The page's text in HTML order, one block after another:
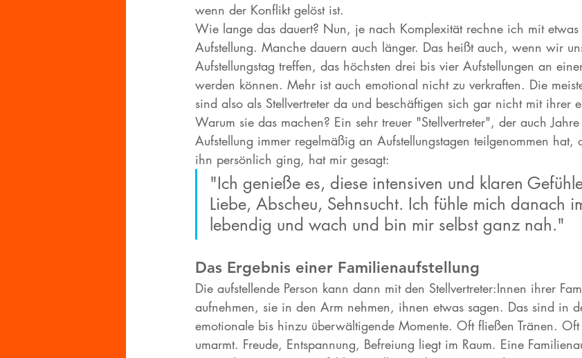
wenn der Konflikt gelöst ist.
Wie lange das dauert? Nun, je nach Komplexität rechne ich mit
Aufstellung. Manche dauern auch länger. Das heißt auch, wenn wir
Aufstellungstag treffen, das höchsten drei bis vier Aufstellungen an
werden können. Mehr ist auch emotional nicht zu verkraften. Die
sind also als Stellvertreter da und beschäftigen sich gar nicht mit ihrer
Warum sie das machen? Ein sehr treuer "Stellvertreter", der auch
Aufstellung immer regelmäßig an Aufstellungstagen teilgenommen hat,
ihn persönlich ging, hat mir gesagt:
"Ich genieße es, diese intensiven und klaren
Liebe, Abscheu, Sehnsucht. Ich fühle mich danach
lebendig und wach und bin mir selbst ganz nah."
Das Ergebnis einer Familienaufstellung
Die aufstellende Person kann dann mit den Stellvertreter:Innen ihrer
aufnehmen, sie in den Arm nehmen, ihnen etwas sagen. Das sind in
emotionale bis hinzu überwältigende Momente. Oft fließen Tränen.
umarmt. Freude, Entspannung, Befreiung liegt im Raum. Eine